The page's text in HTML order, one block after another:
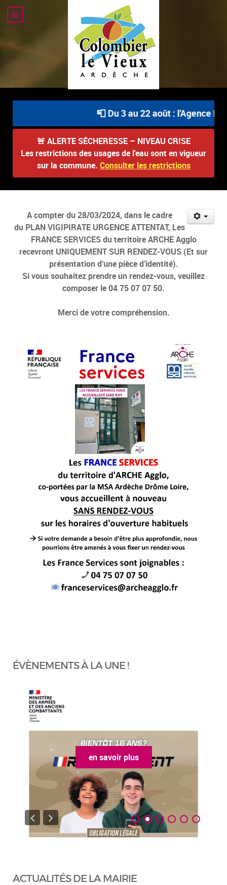
📮 Du 3 au 22 août : l'Agence
🚨 ALERTE SÉCHERESSE – NIVEAU CRISE
Les restrictions des usages de l'eau sont en vigueur
sur la commune. Consulter les restrictions
A compter du 28/03/2024, dans le cadre
du PLAN VIGIPIRATE URGENCE ATTENTAT, Les
FRANCE SERVICES du territoire ARCHE Agglo
recevront UNIQUEMENT SUR RENDEZ-VOUS (Et sur
présentation d’une pièce d’identité).
Si vous souhaitez prendre un rendez-vous, veuillez
composer le 04 75 07 07 50.
Merci de votre compréhension.
ÉVÈNEMENTS À LA UNE !
en savoir plus
ACTUALITÉS DE LA MAIRIE